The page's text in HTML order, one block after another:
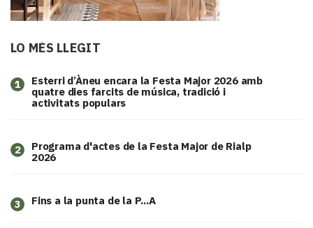
LO MÉS LLEGIT
1
Esterri d’Àneu encara la Festa Major 2026 amb
quatre dies farcits de música, tradició i
activitats populars
2
Programa d'actes de la Festa Major de Rialp
2026
3 Fins a la punta de la P...A